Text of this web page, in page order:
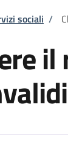
di
sociali /